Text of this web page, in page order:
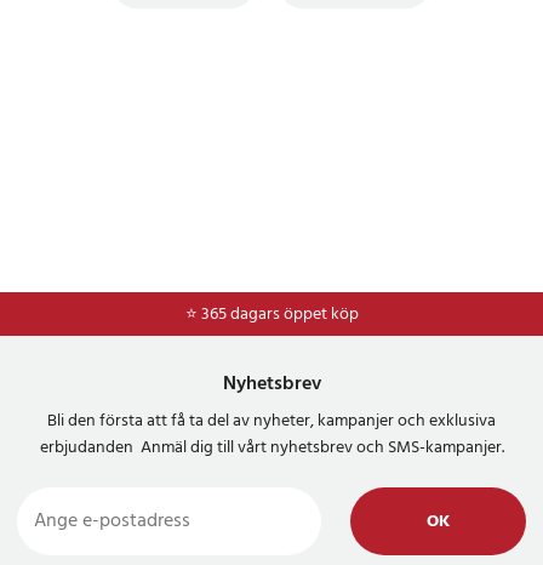
⭐ 365 dagars öppet köp
⭐Frakt 49kr *
Nyhetsbrev
Bli den första att få ta del av nyheter, kampanjer och exklusiva
erbjudanden Anmäl dig till vårt nyhetsbrev och SMS-kampanjer.
OK